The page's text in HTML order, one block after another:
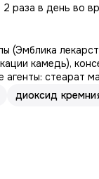
2 раза в день во
камедь),
стеарат
диоксид